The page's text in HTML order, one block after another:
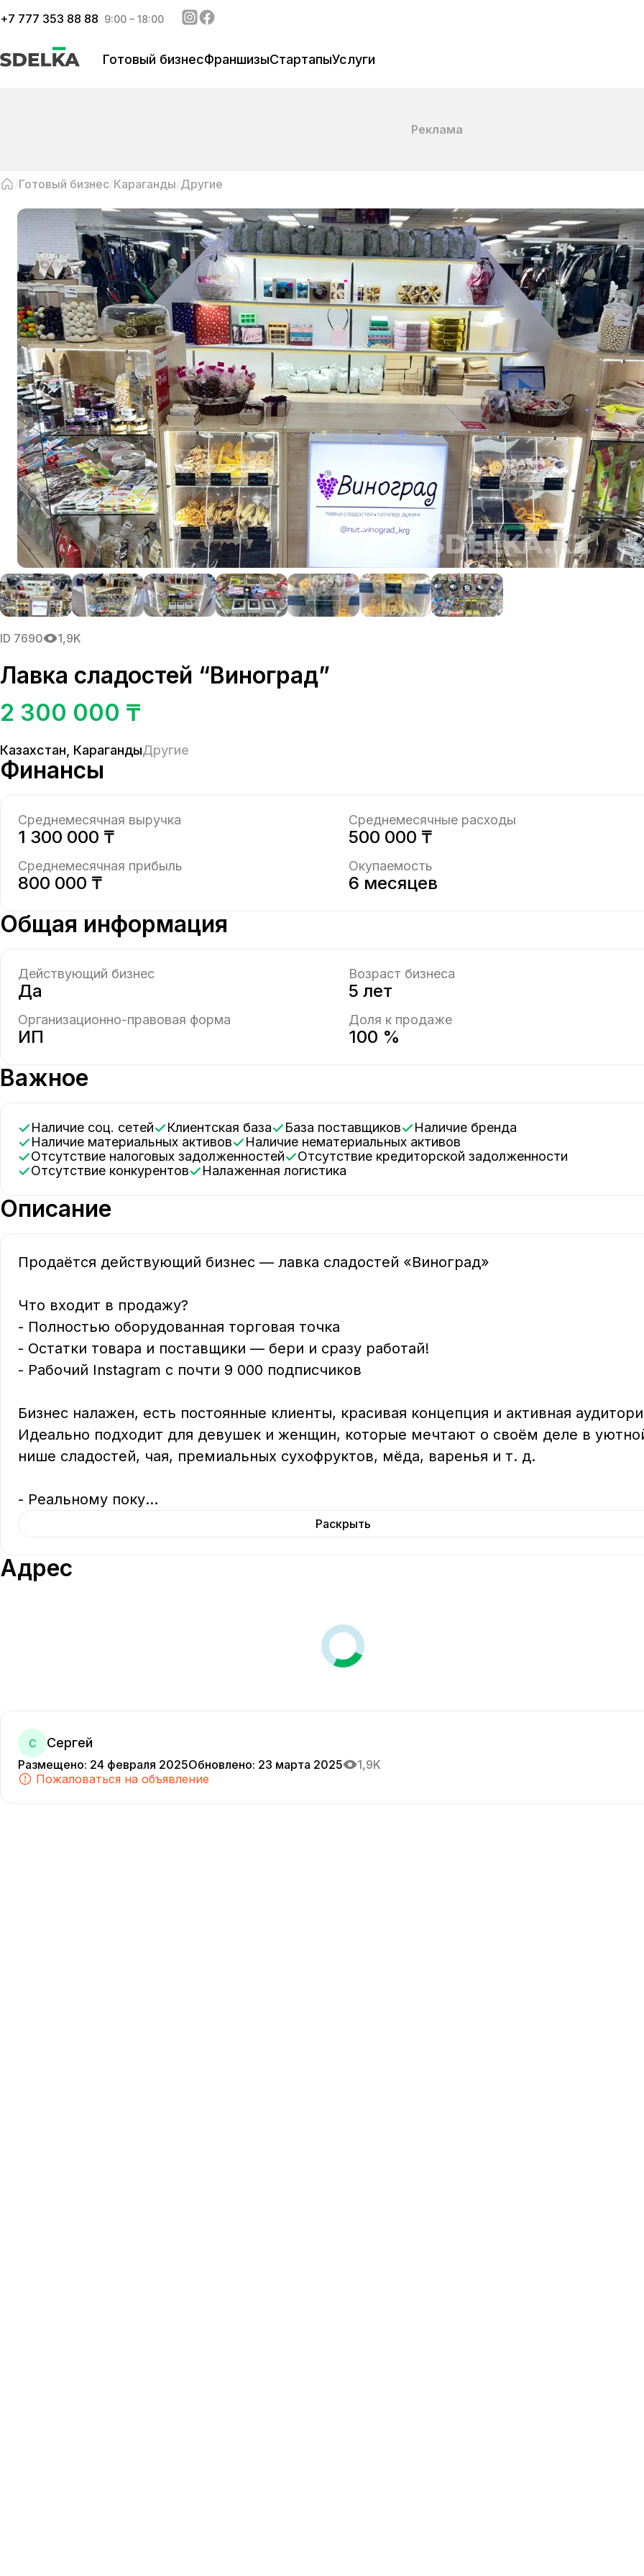
+7 777 353 88 88 9:00 – 18:00
Готовый бизнесФраншизыСтартапыУслуги
Реклама
Готовый бизнес Караганды Другие
ID 7690 1,9K
Лавка сладостей “Виноград”
2 300 000 ₸
Казахстан КарагандыДругие
Финансы
Среднемесячная выручка
1 300 000 ₸
Среднемесячные расходы
500 000 ₸
Среднемесячная прибыль
800 000 ₸
Окупаемость
6 месяцев
Общая информация
Действующий бизнес
Да
Возраст бизнеса
5 лет
Организационно-правовая форма
ИП
Доля к продаже
100 %
Важное
Наличие соц. сетей Клиентская база База поставщиков
Наличие бренда
Наличие материальных активов
Наличие нематериальных активов
Отсутствие налоговых задолженностей
Отсутствие кредиторской задолженности
Отсутствие конкурентов
Налаженная логистика
Описание
Продаётся действующий бизнес — лавка сладостей «Виноград»
Что входит в продажу?
- Полностью оборудованная торговая точка
- Остатки товара и поставщики — бери и сразу работай!
- Рабочий Instagram с почти 9 000 подписчиков
Бизнес налажен, есть постоянные клиенты, красивая концепция и активная
Идеально подходит для девушек и женщин, которые мечтают о своём деле в
нише сладостей, чая, премиальных сухофруктов, мёда, варенья и т. д.
- Реальному поку...
Раскрыть
Адрес
С Сергей
Размещено: 24 февраля 2025Обновлено: 23 марта 2025
1,9K
Пожаловаться на объявление